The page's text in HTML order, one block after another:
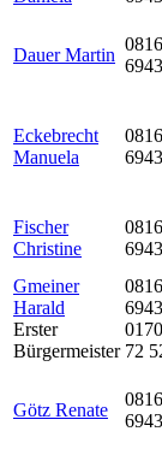
Dauer Martin
Eckebrecht
Manuela
Fischer
Christine
Gmeiner
Harald
Erster
Bürgermeister 72
Götz Renate